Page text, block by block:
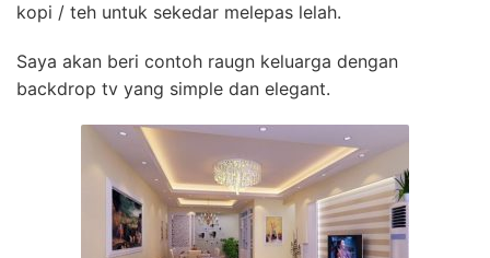
kopi / teh untuk sekedar melepas lelah.
Saya akan beri contoh raugn keluarga dengan
backdrop tv yang simple dan elegant.